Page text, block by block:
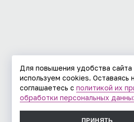
Для повышения удобства
используем cookies. Оставаясь
соглашаетесь с политикой их
обработки персональных
ПРИНЯТЬ